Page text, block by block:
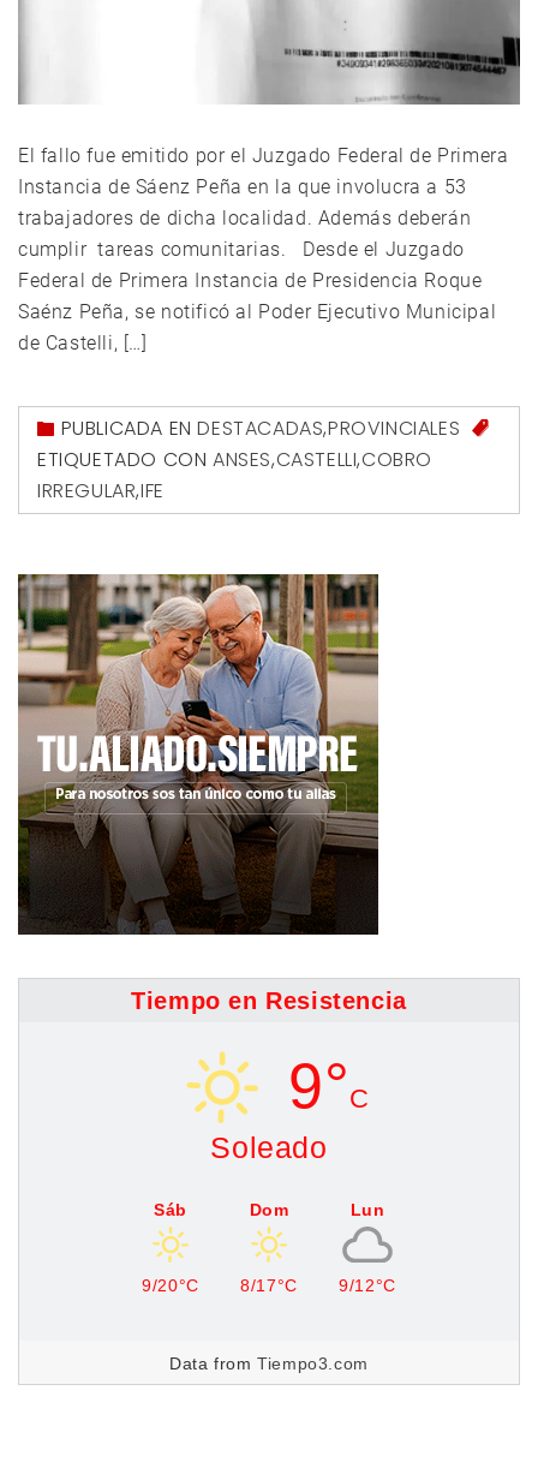
El fallo fue emitido por el Juzgado Federal de Primera
Instancia de Sáenz Peña en la que involucra a 53
trabajadores de dicha localidad. Además deberán
cumplir tareas comunitarias. Desde el Juzgado
Federal de Primera Instancia de Presidencia Roque
Saénz Peña, se notificó al Poder Ejecutivo Municipal
de Castelli, […]
PUBLICADA ENDESTACADAS,PROVINCIALES
ETIQUETADO CON ANSES,CASTELLI,COBRO
IRREGULAR,IFE
Tiempo en Resistencia
9°C
Soleado
Sáb
9/20°C
Dom
8/17°C
Lun
9/12°C
Data fromTiempo3.com